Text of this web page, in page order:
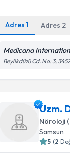
Adres1 Adres 2
Medicana
Beylikdüzü Cd. No: 3,
Uzm.
Nöroloji
Samsun
5 (2